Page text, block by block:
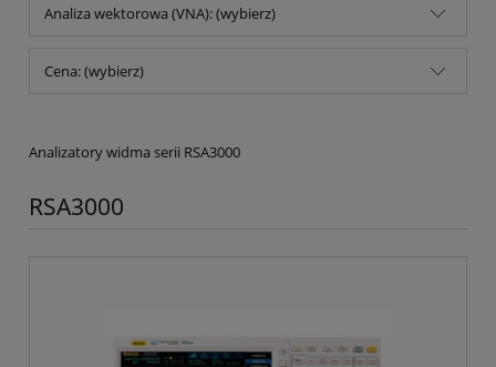
Analiza wektorowa (VNA): (wybierz)
Cena: (wybierz)
Analizatory widma serii RSA3000
RSA3000